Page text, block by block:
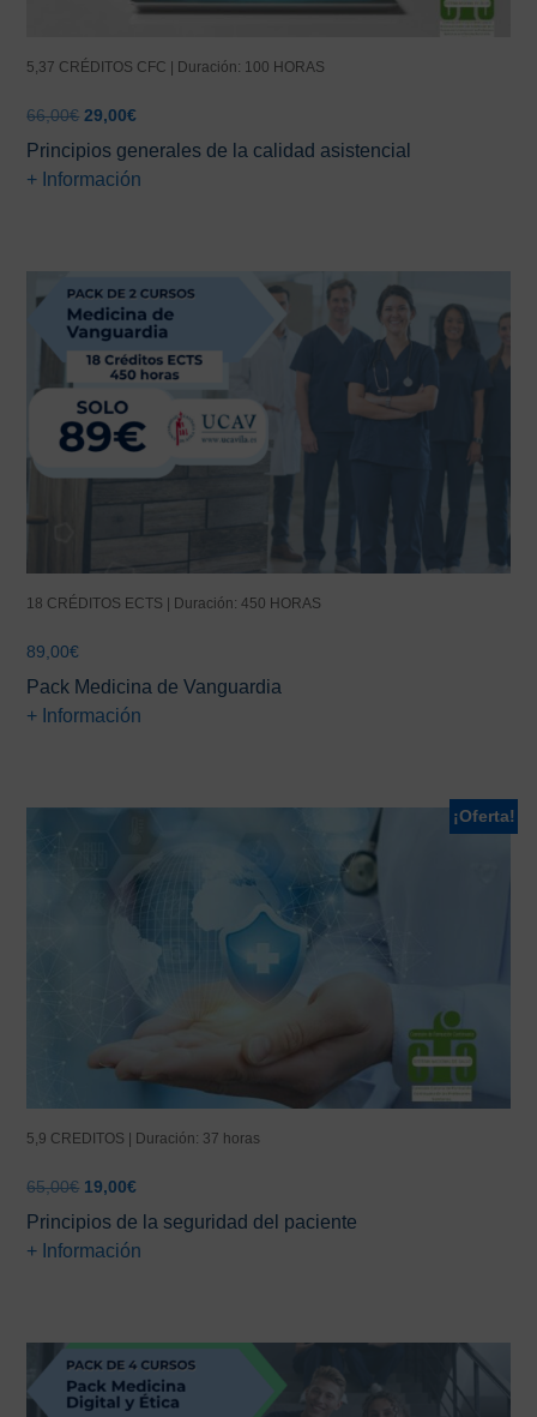
5,37 CRÉDITOS CFC | Duración: 100 HORAS
66,00€ El
precio
original
era:
29,00€El
precio
actual
es:
Principios generales de la calidad asistencial
+ Información
18 CRÉDITOS ECTS | Duración: 450 HORAS
89,00€
Pack Medicina de Vanguardia
+ Información
¡Oferta!
5,9 CREDITOS | Duración: 37 horas
65,00€ El
precio
original
era:
19,00€El
precio
actual
es:
Principios de la seguridad del paciente
+ Información